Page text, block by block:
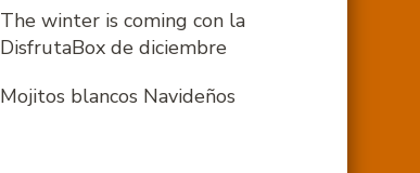
The winter is coming con la
DisfrutaBox de diciembre
Mojitos blancos Navideños